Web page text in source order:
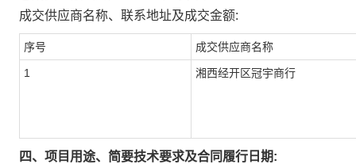
成交供应商名称、联系地址及成交金额:
序号 成交供应商名称
1 湘西经开区冠宇商行
四、项目用途、简要技术要求及合同履行日期: